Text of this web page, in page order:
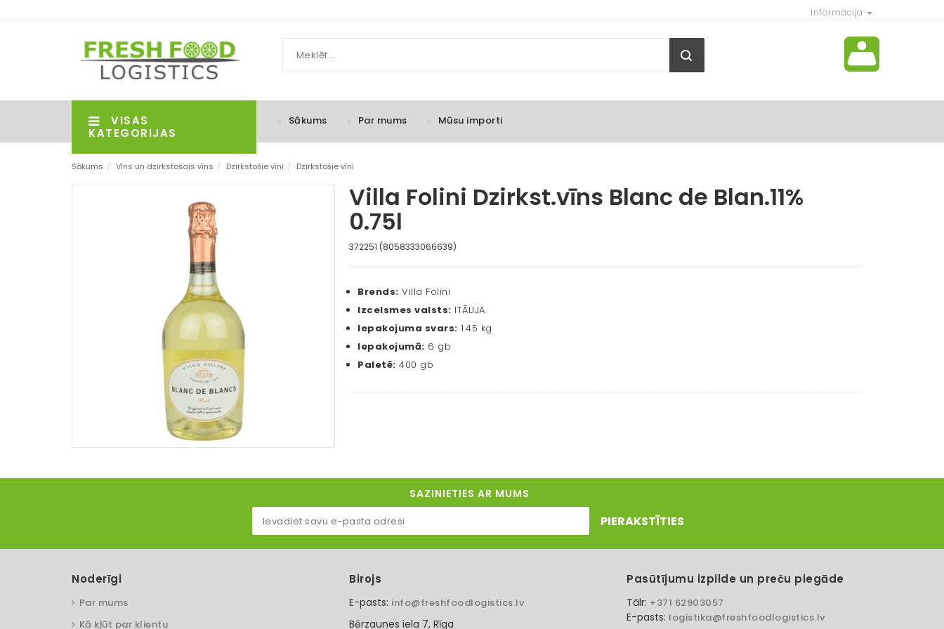
Informācija
VISAS
KATEGORIJAS
Sākums Par mums Mūsu importi
Sākums / Vīns un dzirkstošais vīns / Dzirkstošie vīni / Dzirkstošie vīni
Villa Folini Dzirkst.vīns Blanc de Blan.11%
0.75l
372251 (8058333066639)
Brends: Villa Folini
Izcelsmes valsts: ITĀLIJA
Iepakojuma svars: 1.45 kg
Iepakojumā: 6 gb
Paletē: 400 gb
SAZINIETIES AR MUMS
PIERAKSTĪTIES
Noderīgi
Par mums
Kā kļūt par klientu
Birojs
E-pasts: info@freshfoodlogistics.lv
Bērzaunes iela 7, Rīga
Pasūtījumu izpilde un preču piegāde
Tālr: +371 62903057
E-pasts: logistika@freshfoodlogistics.lv